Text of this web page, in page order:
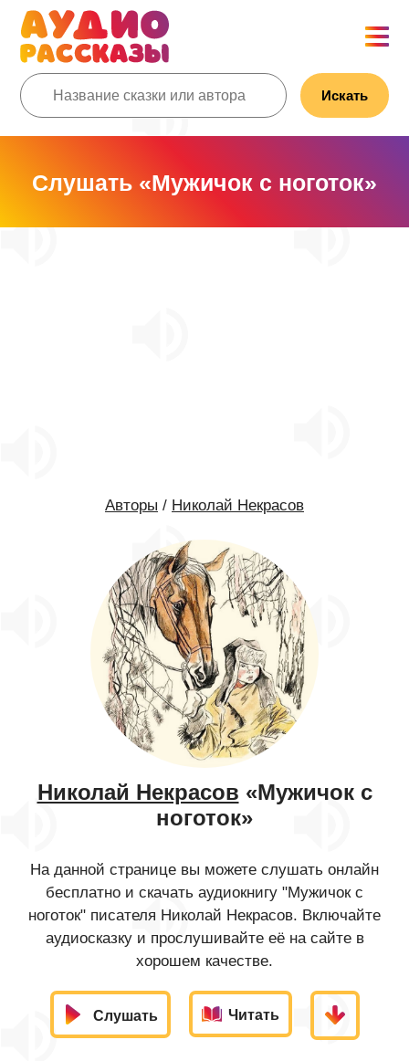
Искать
Слушать «Мужичок с ноготок»
Авторы / Николай Некрасов
Николай Некрасов «Мужичок с
ноготок»
На данной странице вы можете слушать онлайн
бесплатно и скачать аудиокнигу "Мужичок с
ноготок" писателя Николай Некрасов. Включайте
аудиосказку и прослушивайте её на сайте в
хорошем качестве.
Слушать Читать